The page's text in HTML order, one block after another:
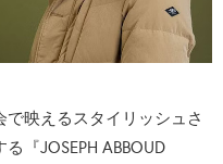
映えるスタイリッシュさ
『JOSEPH ABBOUD